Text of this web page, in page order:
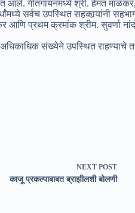
आले. गीतगायनमध्ये श्री. हेमंत माळकर,
सर्वच उपस्थित सहकार्‍यांनी
आणि प्रथम क्रमांक श्रीम. सुवर्णा
अधिकाधिक संख्येने उपस्थित राहण्याचे
NEXT POST
काजू प्रकल्पाबाबत ब्राझीलशी बोलणी